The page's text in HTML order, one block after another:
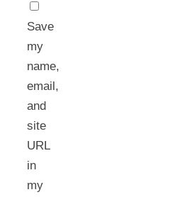
Save
my
name,
email,
and
site
URL
in
my